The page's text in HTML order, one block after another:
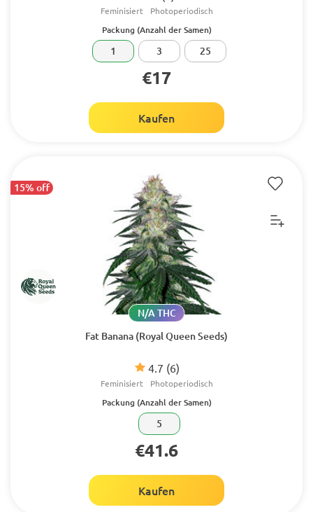
Feminisiert Photoperiodisch
Packung (Anzahl der Samen)
1 3 25
€17
Kaufen
15% off
Fat Banana (Royal Queen Seeds)
4.7 (6)
N/A THC
Feminisiert Photoperiodisch
Packung (Anzahl der Samen)
5
€41.6
Kaufen